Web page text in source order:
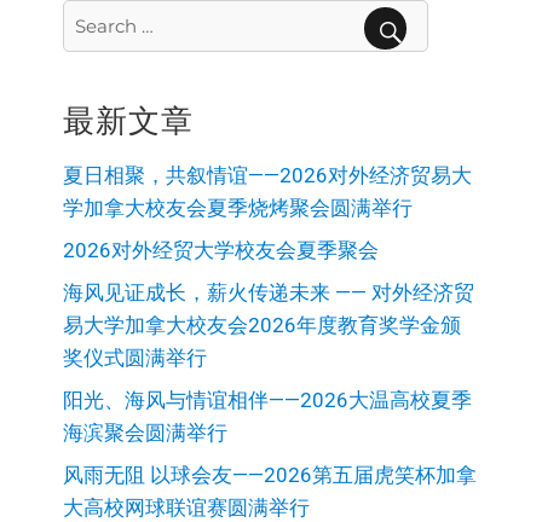
Search
for:
最新文章
夏日相聚，共叙情谊——2026对外经济贸易大
学加拿大校友会夏季烧烤聚会圆满举行
2026对外经贸大学校友会夏季聚会
海风见证成长，薪火传递未来 —— 对外经济贸
易大学加拿大校友会2026年度教育奖学金颁
奖仪式圆满举行
阳光、海风与情谊相伴——2026大温高校夏季
海滨聚会圆满举行
风雨无阻 以球会友——2026第五届虎笑杯加拿
大高校网球联谊赛圆满举行